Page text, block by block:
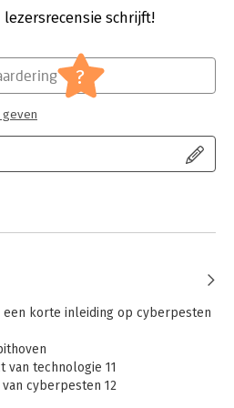
2024
– Delicten
lezersrecensie schrijft!
?
een korte inleiding op cyberpesten
van technologie 11
cyberpesten 12